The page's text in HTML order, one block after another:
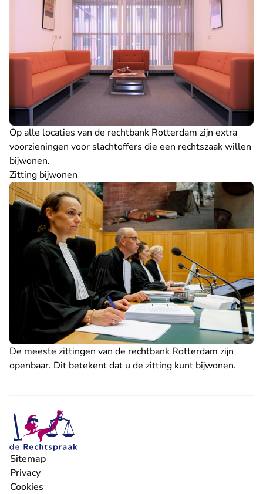
Op alle locaties van de rechtbank Rotterdam zijn extra
voorzieningen voor slachtoffers die een rechtszaak willen
bijwonen.
Zitting bijwonen
De meeste zittingen van de rechtbank Rotterdam zijn
openbaar. Dit betekent dat u de zitting kunt bijwonen.
Sitemap
Privacy
Cookies